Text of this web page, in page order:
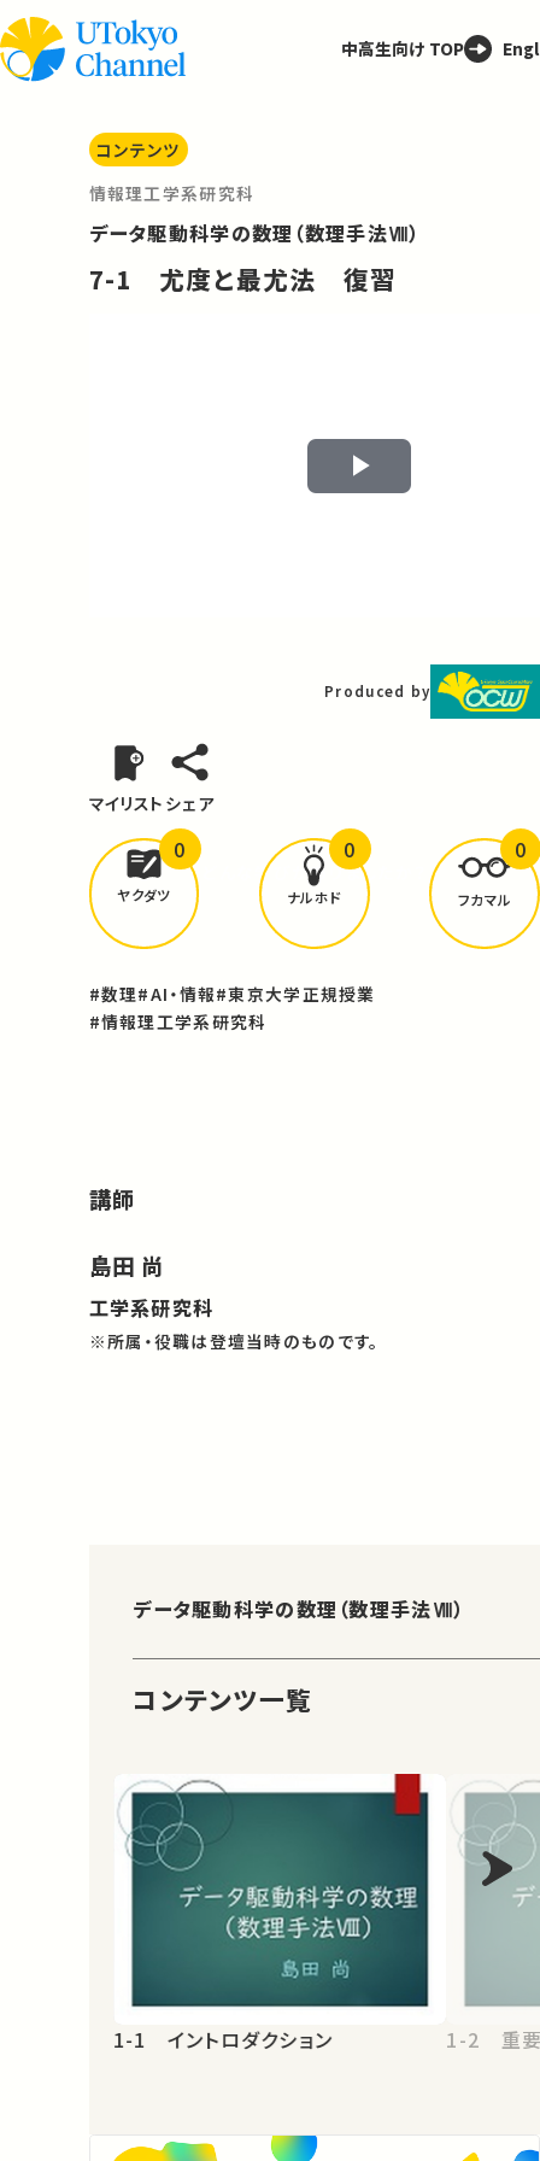
中高生向け TOP
コンテンツ
情報理工学系研究科
データ駆動科学の数理（数理手法Ⅷ）
7-1 尤度と最尤法 復習
Play
Produced by
マイリスト シェア
どんな学びがありましたか？
ヤクダツ
0
ナルホド
0
フカマル
0
#数理#AI・情報#東京大学正規授業
#情報理工学系研究科
講師
島田 尚
工学系研究科
※所属・役職は登壇当時のものです。
データ駆動科学の数理（数理手法Ⅷ）
コンテンツ一覧
1-1 イントロダクション 1-2 重要